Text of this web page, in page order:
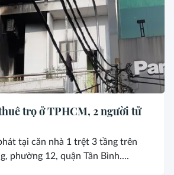
trọ ở TPHCM, 2 người tử
tại căn nhà 1 trệt 3 tầng trên
phường 12, quận Tân Bình....